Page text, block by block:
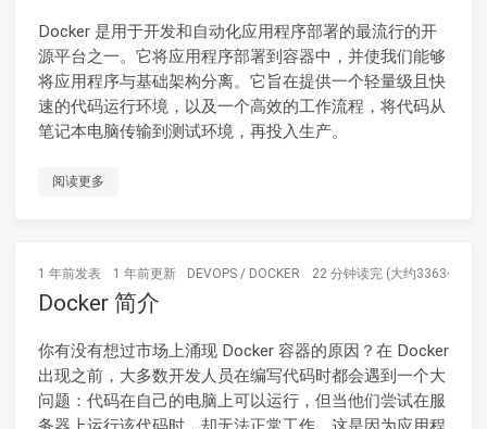
Docker 是用于开发和自动化应用程序部署的最流行的开
源平台之一。它将应用程序部署到容器中，并使我们能够
将应用程序与基础架构分离。它旨在提供一个轻量级且快
速的代码运行环境，以及一个高效的工作流程，将代码从
笔记本电脑传输到测试环境，再投入生产。
阅读更多
1 年前发表 1 年前更新 DEVOPS / DOCKER 22 分钟读完 (大约3363个字)
Docker 简介
你有没有想过市场上涌现 Docker 容器的原因？在 Docker
出现之前，大多数开发人员在编写代码时都会遇到一个大
问题：代码在自己的电脑上可以运行，但当他们尝试在服